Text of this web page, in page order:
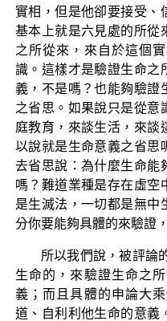
實相，但是他卻要接受、
基本上就是六見處的所從
之所從來，來自於這個
識。這樣才是驗證生命之
義，不是嗎？也能夠驗證
之省思。如果說只是從意
庭教育，來談生活，來談
以說就是生命意義之省思
去省思說：為什麼生命能
嗎？難道業種是存在虛空
是生滅法，一切都是無中
分你要能夠具體的來驗證
所以我們說，被評論
生命的，來驗證生命之
義；而且具體的申論大
道、自利利他生命的意義